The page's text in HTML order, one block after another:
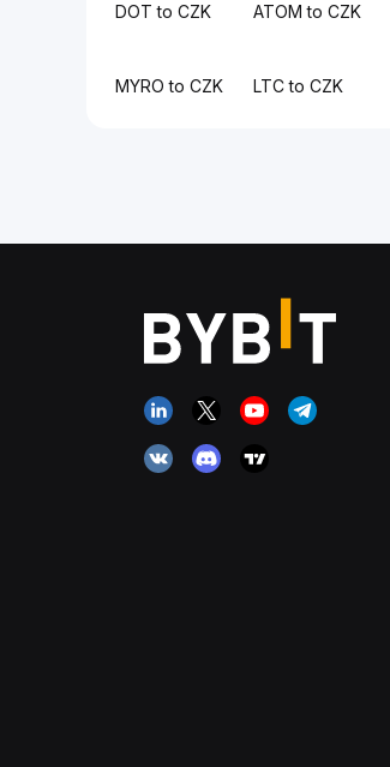
DOT to CZK ATOM to CZK
MYRO to CZK LTC to CZK